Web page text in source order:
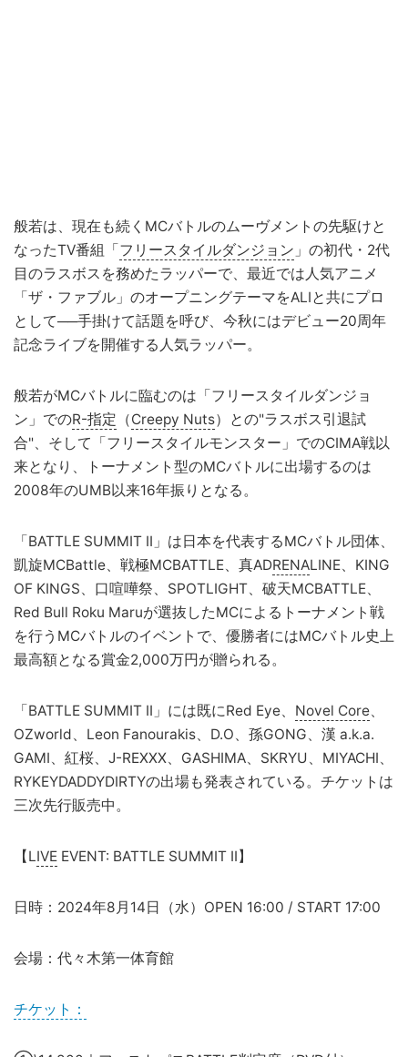
般若は、現在も続くMCバトルのムーヴメントの先駆けと
なったTV番組「 フリースタイルダンジョン 」の初代・2代
目のラスボスを務めたラッパーで、最近では人気アニメ
「ザ・ファブル」のオープニングテーマをALIと共にプロ
として──手掛けて話題を呼び、今秋にはデビュー20周年
記念ライブを開催する人気ラッパー。
般若がMCバトルに臨むのは「フリースタイルダンジョ
ン」でのR-指定 （Creepy Nuts）との"ラスボス引退試
合"、そして「フリースタイルモンスター」でのCIMA戦以
来となり、トーナメント型のMCバトルに出場するのは
2008年のUMB以来16年振りとなる。
「BATTLE SUMMIT II」は日本を代表するMCバトル団体、
凱旋MCBattle、戦極MCBATTLE、真ADRENALINE、KING
OF KINGS、口喧嘩祭、SPOTLIGHT、破天MCBATTLE、
Red Bull Roku Maruが選抜したMCによるトーナメント戦
を行うMCバトルのイベントで、優勝者にはMCバトル史上
最高額となる賞金2,000万円が贈られる。
「BATTLE SUMMIT II」には既にRed Eye、 Novel Core、
OZworld、Leon Fanourakis、D.O、孫GONG、漢 a.k.a.
GAMI、紅桜、J-REXXX、GASHIMA、SKRYU、MIYACHI、
RYKEYDADDYDIRTYの出場も発表されている。チケットは
三次先行販売中。
【LIVE EVENT: BATTLE SUMMIT II】
日時：2024年8月14日（水）OPEN 16:00 / START 17:00
会場：代々木第一体育館
チケット：